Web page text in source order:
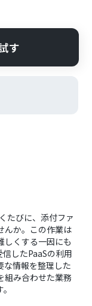
す
たびに、添付ファ
んか。この作業は
しくする一因にも
したPaaSの利用
な情報を整理した
組み合わせた業務